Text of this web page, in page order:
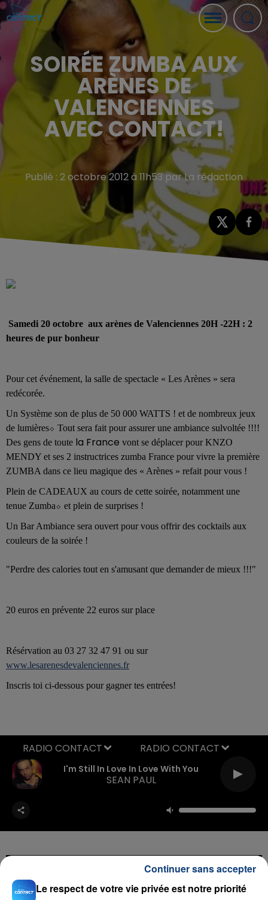
SOIRÉE ZUMBA AUX
ARÈNES DE
VALENCIENNES
AVEC CONTACT!
Publié : 2 octobre 2012 à 11h53 par La rédaction
Samedi 20 octobre aux arènes de Valenciennes 20H -22H : 2
heures de pur bonheur
Pour cet événement, la salle de spectacle « Les Arènes » sera
redécorée.
Un Système son de plus de 50 000 WATTS ! et de nombreux jeux
de lumières⬦ Tout sera fait pour assurer une ambiance sulvoltée !!!!
Des gens de toute la France vont se déplacer pour KNZO
MENDY et ses 2 instructrices zumba France pour vivre la première
ZUMBA dans ce lieu magique des « Arènes » refait pour vous !
Plein de CADEAUX au cours de cette soirée, notamment une
tenue Zumba⬦ et plein de surprises !
Un Bar Ambiance sera ouvert pour vous offrir des cocktails aux
couleurs de la soirée !
"Perdre des calories tout en s'amusant que demander de mieux !!!"
20 euros en prévente 22 euros sur place
Résérvation au 03 27 32 47 91 ou sur
www.lesarenesdevalenciennes.fr
Inscris toi ci-dessous pour gagner tes entrées!
I'm Still In Love In Love With You
SEAN PAUL
RADIO CONTACT
FIL D'ACTU
Le respect de votre vie privée est notre priorité
Continuer sans accepter